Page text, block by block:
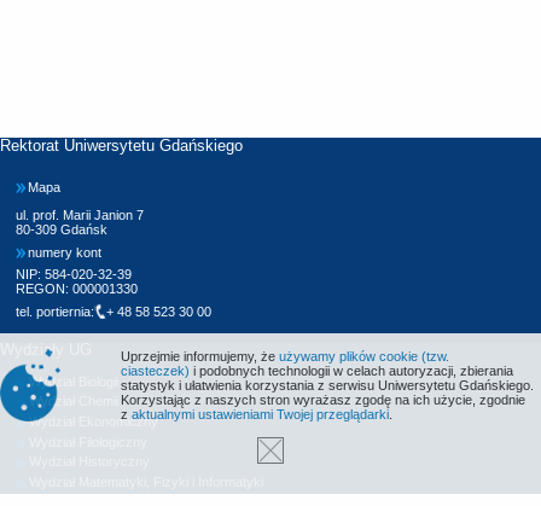
Rektorat Uniwersytetu Gdańskiego
Mapa
ul. prof. Marii Janion 7
80-309 Gdańsk
numery kont
NIP: 584-020-32-39
REGON: 000001330
tel. portiernia:
+ 48 58 523 30 00
Wydziały UG
Wydział Biologii
Wydział Chemii
Wydział Ekonomiczny
Uprzejmie informujemy, że używamy plików cookie (tzw.
ciasteczek) i podobnych technologii w celach autoryzacji, zbierania
statystyk i ułatwienia korzystania z serwisu Uniwersytetu Gdańskiego.
Korzystając z naszych stron wyrażasz zgodę na ich użycie, zgodnie
z aktualnymi ustawieniami Twojej przeglądarki